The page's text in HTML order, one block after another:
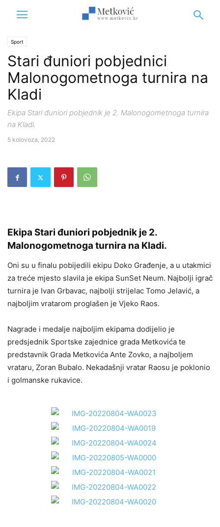
Sport
Stari đuniori pobjednici
Malonogometnoga turnira na
Kladi
Ekipa Stari đuniori pobjednik je 2. Malonogometnoga turnira
na Kladi.
5 kolovoza, 2022
Ekipa Stari đuniori pobjednik je 2.
Malonogometnoga turnira na Kladi.
Oni su u finalu pobijedili ekipu Doko Građenje, a u utakmici
za treće mjesto slavila je ekipa SunSet Neum. Najbolji igrač
turnira je Ivan Grbavac, najbolji strijelac Tomo Jelavić, a
najboljim vratarom proglašen je Vjeko Raos.
Nagrade i medalje najboljim ekipama dodijelio je
predsjednik Sportske zajednice grada Metkovića te
predstavnik Grada Metkovića Ante Zovko, a najboljem
vrataru, Zoran Bubalo. Nekadašnji vratar Raosu je poklonio
i golmanske rukavice.